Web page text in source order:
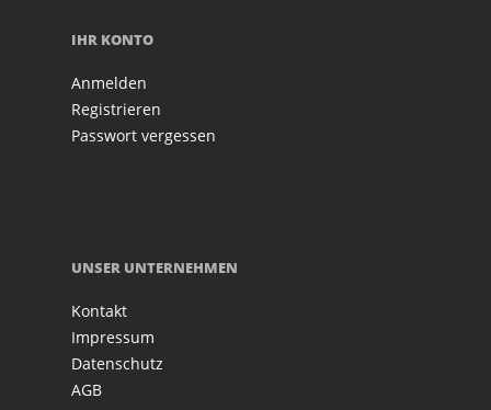
IHR KONTO
Anmelden
Registrieren
Passwort vergessen
UNSER UNTERNEHMEN
Kontakt
Impressum
Datenschutz
AGB